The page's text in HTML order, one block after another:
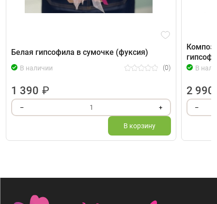
Белая гипсофила в сумочке (фуксия)
В наличии (0)
1 390 ₽
– 1 +
В корзину
В
2 990
–